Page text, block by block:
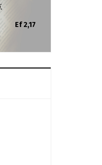
Ef 2,17